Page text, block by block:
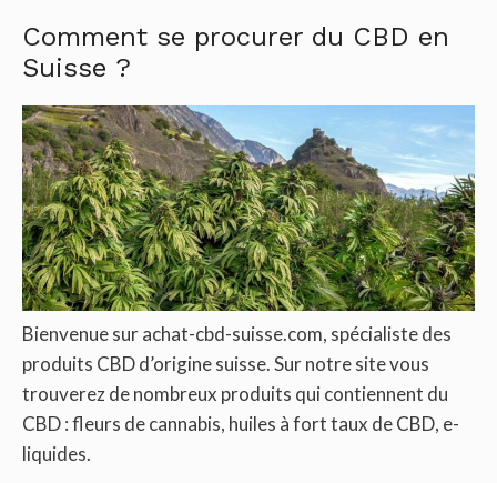
Comment se procurer du CBD en
Suisse ?
Bienvenue sur achat-cbd-suisse.com, spécialiste des
produits CBD d’origine suisse. Sur notre site vous
trouverez de nombreux produits qui contiennent du
CBD : fleurs de cannabis, huiles à fort taux de CBD, e-
liquides.